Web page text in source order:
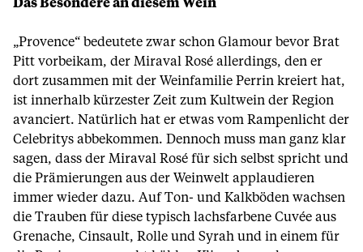
Das Besondere an diesem Wein
„Provence“ bedeutete zwar schon Glamour bevor Brat
Pitt vorbeikam, der Miraval Rosé allerdings, den er
dort zusammen mit der Weinfamilie Perrin kreiert hat,
ist innerhalb kürzester Zeit zum Kultwein der Region
avanciert. Natürlich hat er etwas vom Rampenlicht der
Celebritys abbekommen. Dennoch muss man ganz klar
sagen, dass der Miraval Rosé für sich selbst spricht und
die Prämierungen aus der Weinwelt applaudieren
immer wieder dazu. Auf Ton- und Kalkböden wachsen
die Trauben für diese typisch lachsfarbene Cuvée aus
Grenache, Cinsault, Rolle und Syrah und in einem für